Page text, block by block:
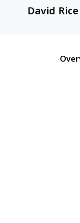
David Rice